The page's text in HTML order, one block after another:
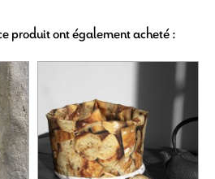
produit ont également acheté :